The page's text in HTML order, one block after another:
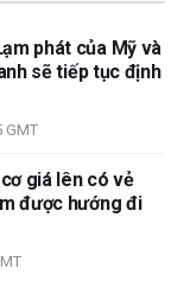
phát của Mỹ và
sẽ tiếp tục định
GMT
giá lên có vẻ
được hướng đi